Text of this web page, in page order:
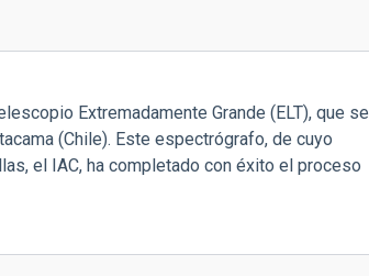
Extremadamente Grande (ELT), que se
(Chile). Este espectrógrafo, de cuyo
el IAC, ha completado con éxito el proceso